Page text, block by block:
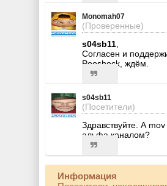
Monomah07
(Проверенные)
s04sb11,
Согласен и
Pooshock, ждём.
s04sb11
(Посетители)
Здравствуйте. А
альфа каналом?
Информация